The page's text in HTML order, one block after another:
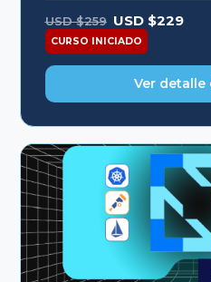
USD $259 Original
price
USD
$259.
USD $229Current
price
CURSO INICIADO
Ver detalle